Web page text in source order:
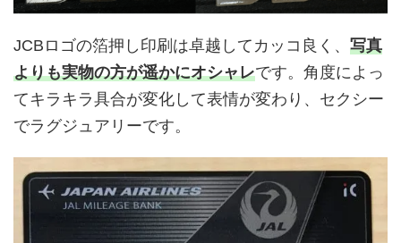
JCBロゴの箔押し印刷は卓越してカッコ良く、 写真
よりも実物の方が遥かにオシャレです。角度によっ
てキラキラ具合が変化して表情が変わり、セクシー
でラグジュアリーです。